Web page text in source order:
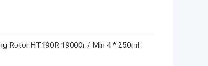
Rotor HT190R 19000r / Min 4 * 250ml